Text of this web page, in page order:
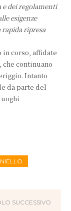
e dei regolamenti
esigenze
ripresa
corso, affidate
continuano
Intanto
da parte del
SUCCESSIVO